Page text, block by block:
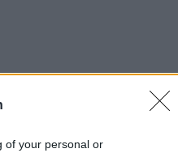
of your personal or